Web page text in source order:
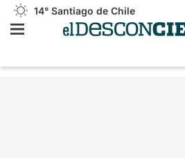
14° Santiago de Chile